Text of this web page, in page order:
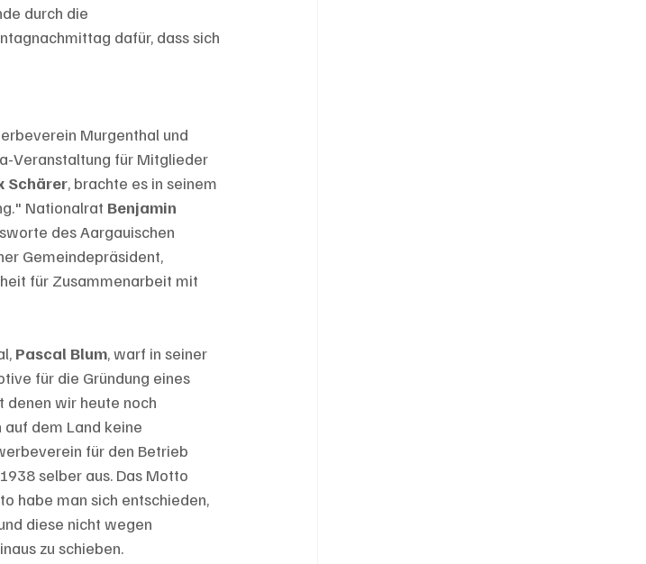
durch die
dafür, dass sich
Murgenthal und
Veranstaltung für Mitglieder
Schärer, brachte es in seinem
Nationalrat Benjamin
des Aargauischen
Gemeindepräsident,
für Zusammenarbeit mit
Pascal Blum, warf in seiner
für die Gründung eines
denen wir heute noch
dem Land keine
für den Betrieb
selber aus. Das Motto
habe man sich entschieden,
diese nicht wegen
zu schieben.